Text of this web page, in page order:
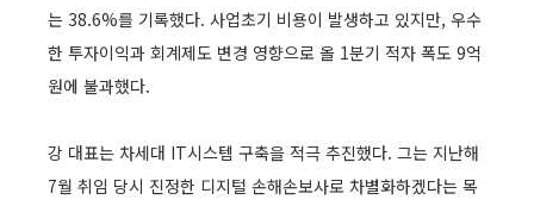
는 38.6%를 기록했다. 사업초기 비용이 발생하고 있지만, 우수
한 투자이익과 회계제도 변경 영향으로 올 1분기 적자 폭도 9억
원에 불과했다.
강 대표는 차세대 IT시스템 구축을 적극 추진했다. 그는 지난해
7월 취임 당시 진정한 디지털 손해손보사로 차별화하겠다는 목